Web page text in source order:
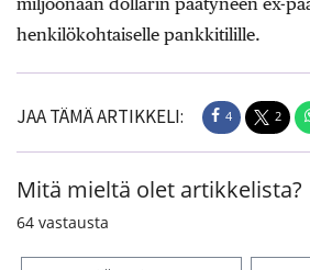
henkilökohtaiselle pankkitilille.
JAA TÄMÄ ARTIKKELI: 4 2
Mitä mieltä olet artikkelista?
64 vastausta